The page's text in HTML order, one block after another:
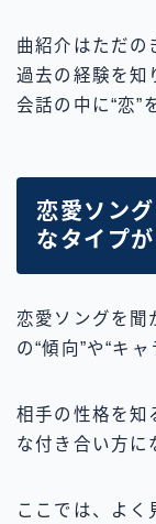
曲紹介はただの
過去の経験を知
会話の中に“恋”
恋愛ソン
なタイプ
恋愛ソングを聞
の“傾向”や“キャ
相手の性格を知
な付き合い方に
ここでは、よく